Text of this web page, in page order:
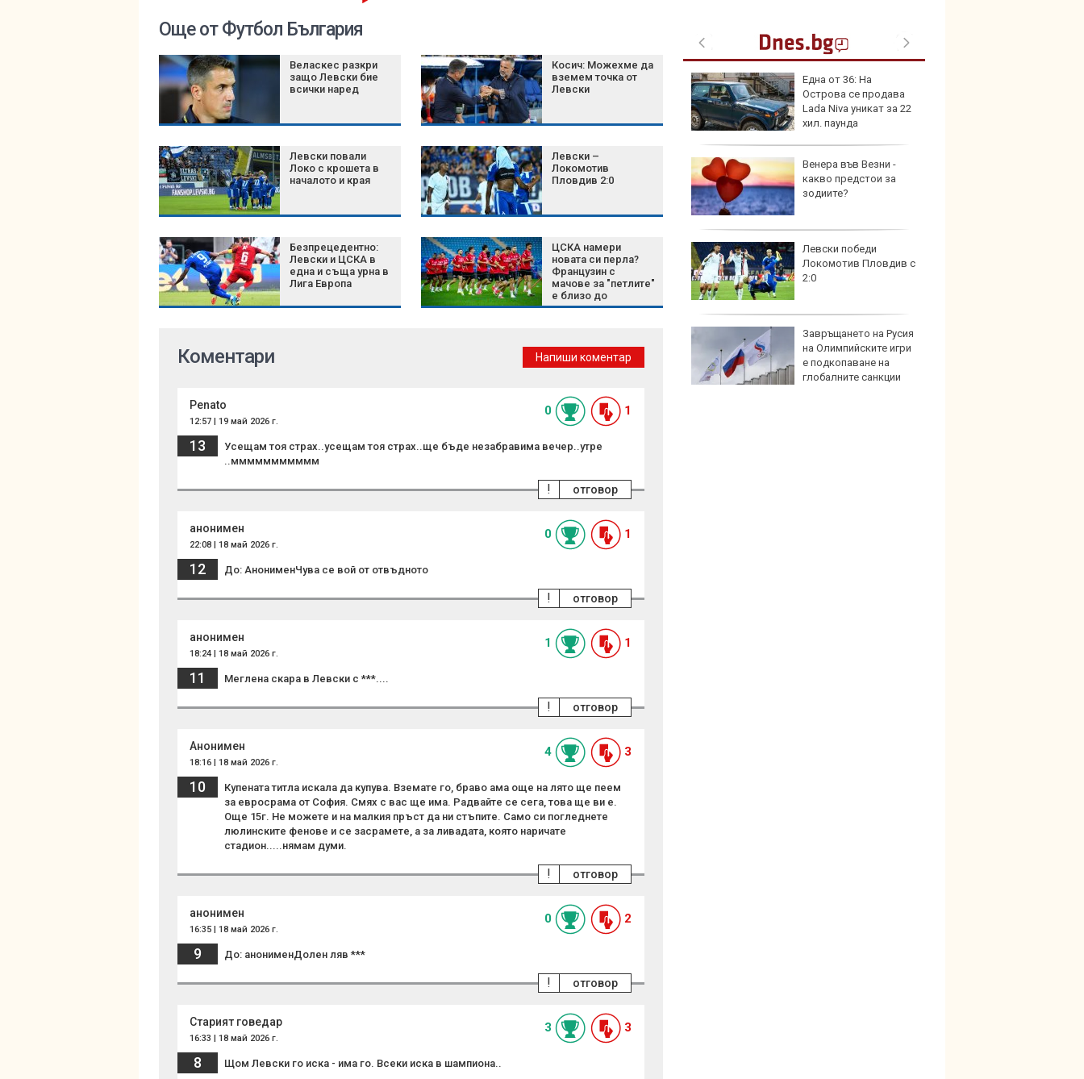
Още от Футбол България
Веласкес разкри
защо Левски бие
всички наред
Косич: Можехме да
вземем точка от
Левски
Левски повали
Локо с крошета в
началото и края
Левски –
Локомотив
Пловдив 2:0
Безпрецедентно:
Левски и ЦСКА в
една и съща урна в
Лига Европа
ЦСКА намери
новата си перла?
Французин с
мачове за "петлите"
е близо до
"червените"
Green Day пусна
денонощен канал в
Затягат контрола по
плажовете в
Късна емисия
система за откриване
на терористични
Една от 36: На
Острова се продава
Lada Niva уникат за 22
хил. паунда
Венера във Везни -
какво предстои за
зодиите?
Левски победи
Локомотив Пловдив с
2:0
Завръщането на Русия
на Олимпийските игри
е подкопаване на
глобалните санкции
Коментари Напиши коментар
Penato
12:57 | 19 май 2026 г.
0 1
13
Усещам тоя страх..усещам тоя страх..ще бъде незабравима вечер..утре
..ммммммммммм
отговор
!
анонимен
22:08 | 18 май 2026 г.
0 1
12 До: АнонименЧува се вой от отвъдното
отговор
!
анонимен
18:24 | 18 май 2026 г.
1 1
11 Меглена скара в Левски с ***....
отговор
!
Анонимен
18:16 | 18 май 2026 г.
4 3
10
Купената титла искала да купува. Вземате го, браво ама още на лято ще пеем
за евросрама от София. Смях с вас ще има. Радвайте се сега, това ще ви е.
Още 15г. Не можете и на малкия пръст да ни стъпите. Само си погледнете
люлинските фенове и се засрамете, а за ливадата, която наричате
стадион.....нямам думи.
отговор
!
анонимен
16:35 | 18 май 2026 г.
0 2
9 До: анонименДолен ляв ***
отговор
!
Старият говедар
16:33 | 18 май 2026 г.
3 3
8 Щом Левски го иска - има го. Всеки иска в шампиона..